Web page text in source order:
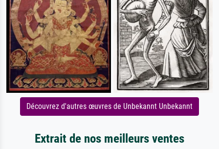
Découvrez d'autres œuvres de Unbekannt Unbekannt
Extrait de nos meilleurs ventes